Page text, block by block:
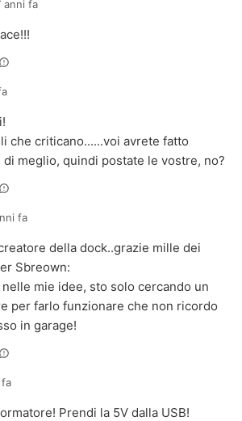
anni fa
che criticano......voi avrete fatto
di meglio, quindi postate le vostre, no?
fa
della dock..grazie mille dei
Sbreown:
mie idee, sto solo cercando un
per farlo funzionare che non ricordo
in garage!
fa
Prendi la 5V dalla USB!